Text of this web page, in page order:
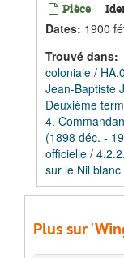
Pièce
Dates: 1900
Trouvé dans:
coloniale /
Jean-Baptiste
Deuxième
4.
(1898 déc. -
officielle /
sur le Nil
Plus sur